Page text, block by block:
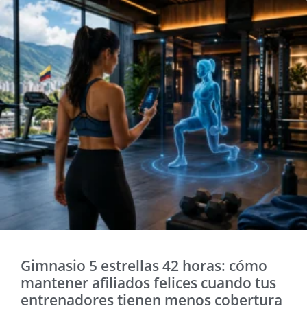
Gimnasio 5 estrellas 42 horas: cómo
mantener afiliados felices cuando tus
entrenadores tienen menos cobertura